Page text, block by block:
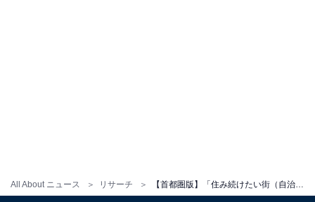
All About ニュース リサーチ 【首都圏版】「住み続けたい街（自治体）」ランキング！ 2位「東京都目黒区」、1位は？